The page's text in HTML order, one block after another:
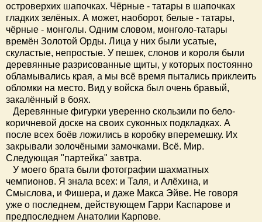
островерхих шапочках. Чёрные - татары в шапочках
гладких зелёных. А может, наоборот, белые - татары,
чёрные - монголы. Одним словом, монголо-татары
времён Золотой Орды. Лица у них были усатые,
скуластые, непростые. У пешек, слонов и короля были
деревянные разрисованные щиты, у которых постоянно
обламывались края, а мы всё время пытались приклеить
обломки на место. Вид у войска был очень бравый,
закалённый в боях.
Деревянные фигурки уверенно скользили по бело-
коричневой доске на своих суконных подкладках. А
после всех боёв ложились в коробку вперемешку. Их
закрывали золочёными замочками. Всё. Мир.
Следующая "партейка" завтра.
У моего брата были фотографии шахматных
чемпионов. Я знала всех: и Таля, и Алёхина, и
Смыслова, и Фишера, и даже Макса Эйве. Не говоря
уже о последнем, действующем Гарри Каспарове и
предпоследнем Анатолии Карпове.